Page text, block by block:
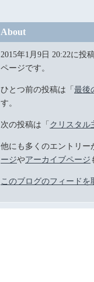
About
2015年1月9日 20:22に投
ページです。
ひとつ前の投稿は「 最後
す。
次の投稿は「 クリスタル
他にも多くのエントリー
ージやアーカイブページ
このブログのフィードを